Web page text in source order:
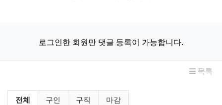
로그인한 회원만 댓글 등록이 가능합니다.
목록
구인/구직 분류 목록
전체 구인 구직 마감